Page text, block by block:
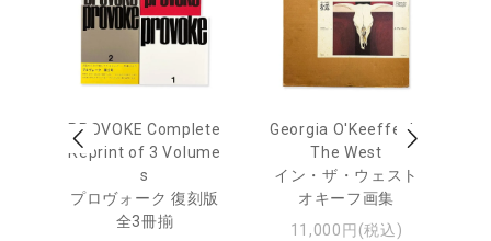
PROVOKE Complete
Reprint of 3 Volume
s
プロヴォーク 復刻版
全3冊揃
Georgia O'Keeffe: In
The West
イン・ザ・ウェスト
オキーフ画集
11,000円(税込)